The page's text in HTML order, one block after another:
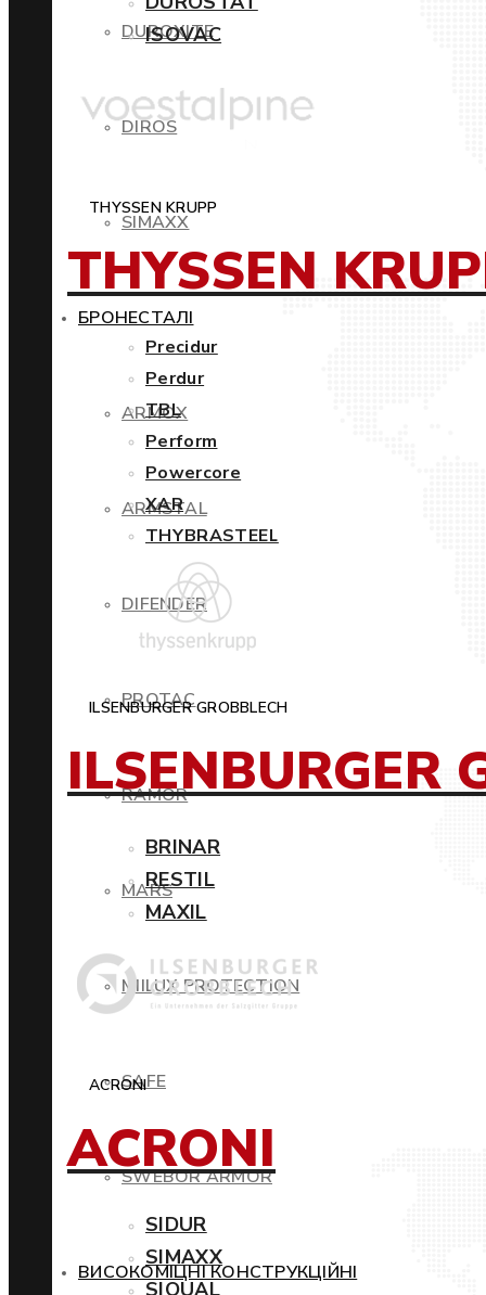
DUROXITE
DIROS
SIMAXX
БРОНЕСТАЛІ
ARMOX
ARMSTAL
DIFENDER
PROTAC
RAMOR
MARS
MIILUX PROTECTION
SAFE
SWEBOR ARMOR
ВИСОКОМІЦНІ КОНСТРУКЦІЙНІ
ISOVAC
THYSSEN KRUPP
THYSSEN
Precidur
Perdur
TBL
Perform
Powercore
XAR
THYBRASTEEL
ILSENBURGER GROBBLECH
ILSENBURGER
BRINAR
RESTIL
MAXIL
ACRONI
ACRONI
SIDUR
SIMAXX
SIQUAL